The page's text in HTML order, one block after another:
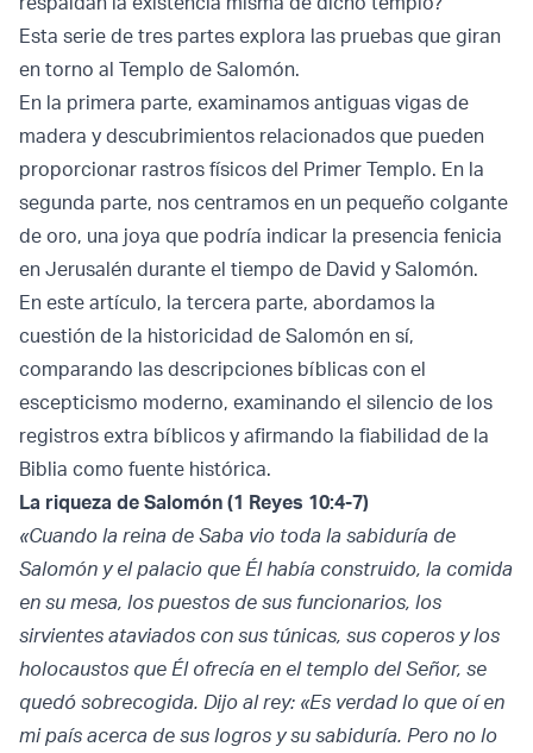
Esta serie de tres partes explora las pruebas que giran
en torno al Templo de Salomón.
En la primera parte, examinamos antiguas vigas de
madera y descubrimientos relacionados que pueden
proporcionar rastros físicos del Primer Templo. En la
segunda parte, nos centramos en un pequeño colgante
de oro, una joya que podría indicar la presencia fenicia
en Jerusalén durante el tiempo de David y Salomón.
En este artículo, la tercera parte, abordamos la
cuestión de la historicidad de Salomón en sí,
comparando las descripciones bíblicas con el
escepticismo moderno, examinando el silencio de los
registros extra bíblicos y afirmando la fiabilidad de la
Biblia como fuente histórica.
La riqueza de Salomón (1 Reyes 10:4-7)
«Cuando la reina de Saba vio toda la sabiduría de
Salomón y el palacio que Él había construido, la comida
en su mesa, los puestos de sus funcionarios, los
sirvientes ataviados con sus túnicas, sus coperos y los
holocaustos que Él ofrecía en el templo del Señor, se
quedó sobrecogida. Dijo al rey: «Es verdad lo que oí en
mi país acerca de sus logros y su sabiduría. Pero no lo